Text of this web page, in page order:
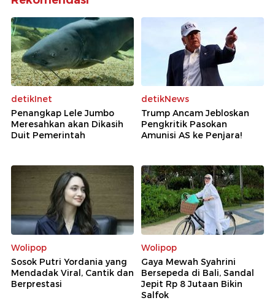
detikInet
Penangkap Lele Jumbo
Meresahkan akan Dikasih
Duit Pemerintah
detikNews
Trump Ancam Jebloskan
Pengkritik Pasokan
Amunisi AS ke Penjara!
Wolipop
Sosok Putri Yordania yang
Mendadak Viral, Cantik dan
Berprestasi
Wolipop
Gaya Mewah Syahrini
Bersepeda di Bali, Sandal
Jepit Rp 8 Jutaan Bikin
Salfok